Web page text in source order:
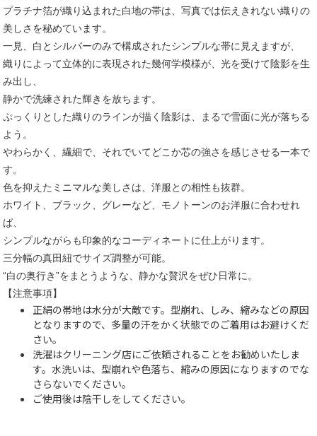
プラチナ箔が織り込まれた白地の帯は、写真では伝えきれない織りの
美しさを秘めています。
一見、白とシルバーのみで構成されたシンプルな帯に見えますが、
織りによって立体的に表現された幾何学模様が、光を受けて陰影を生
み出し、
静かで洗練された輝きを放ちます。
ぷっくりとした織りのラインが描く陰影は、まるで雪面に光が落ちる
よう。
やわらかく、繊細で、それでいてどこか芯の強さを感じさせる一本で
す。
色を抑えたミニマルな美しさは、洋服との相性も抜群。
ホワイト、ブラック、グレーなど、モノトーンのお洋服に合わせれ
ば、
シンプルながらも印象的なコーディネートに仕上がります。
三分幅の真田紐でサイズ調整が可能。
“白の奥行き”をまとうような、静かな贅沢をぜひ日常に。
【注意事項】
正絹の帯地は水分が大敵です。型崩れ、しみ、縮みなどの原因
となりますので、多量の汗をかく状態でのご着用はお避けくだ
さい。
洗濯はクリーニング店にご依頼されることをお勧めいたしま
す。水洗いは、型崩れや色落ち、縮みの原因になりますのでな
さらないでください。
ご使用後は陰干しをしてください。